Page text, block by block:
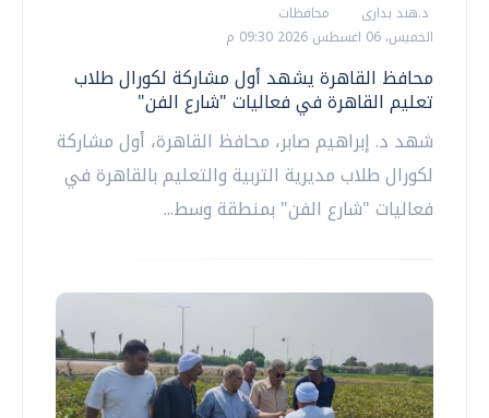
د.هند بدارى
محافظات
الخميس، 06 اغسطس 2026 09:30 م
محافظ القاهرة يشهد أول مشاركة لكورال طلاب
تعليم القاهرة في فعاليات "شارع الفن"
شهد د. إبراهيم صابر، محافظ القاهرة، أول مشاركة
لكورال طلاب مديرية التربية والتعليم بالقاهرة في
فعاليات "شارع الفن" بمنطقة وسط...